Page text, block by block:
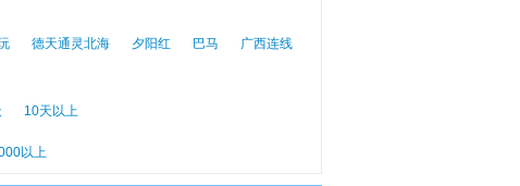
德天通灵北海 夕阳红 巴马
广西连线
10天以上
以上